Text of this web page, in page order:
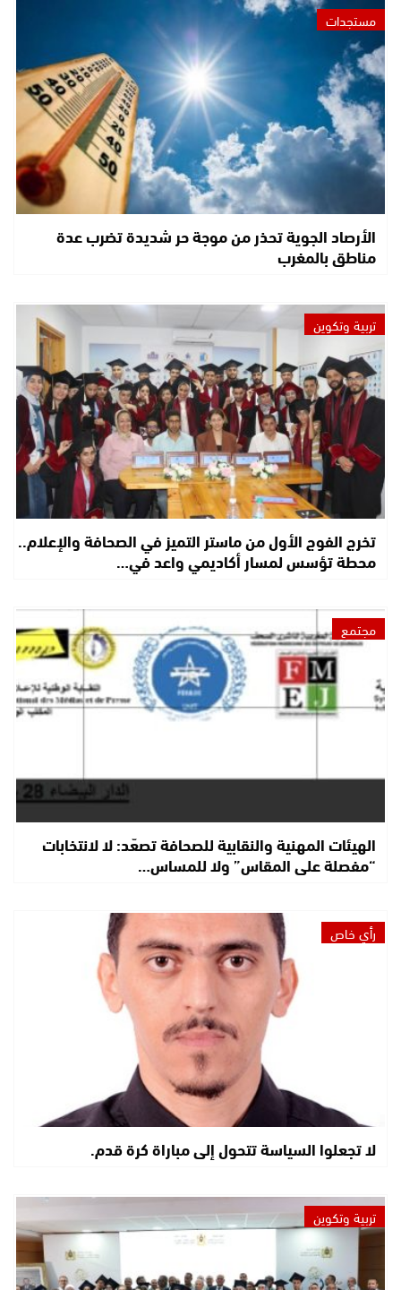
مستجدات
الأرصاد الجوية تحذر من موجة حر شديدة تضرب عدة
مناطق بالمغرب
تربية وتكوين
تخرج الفوج الأول من ماستر التميز في الصحافة والإعلام..
محطة تؤسس لمسار أكاديمي واعد في…
مجتمع
الهيئات المهنية والنقابية للصحافة تصعّد: لا لانتخابات
“مفصلة على المقاس” ولا للمساس…
رأي خاص
لا تجعلوا السياسة تتحول إلى مباراة كرة قدم.
تربية وتكوين